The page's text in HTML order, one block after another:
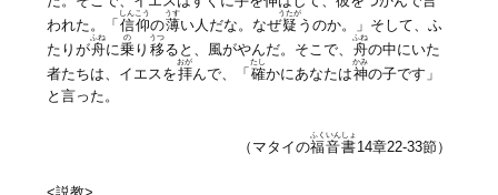
われた。「信仰
しんこう
の薄
うす
い人だな。なぜ疑
うたが
うのか。」そして、ふ
たりが舟
ふね
に乗
の
り 移
うつ
ると、風がやんだ。そこで、 舟
ふね
の中にいた
者たちは、イエスを拝
おが
んで、「確
たし
かにあなたは神
かみ
の子です」
と言った。
（マタイの福音書
ふくいんしょ
14章22-33節）